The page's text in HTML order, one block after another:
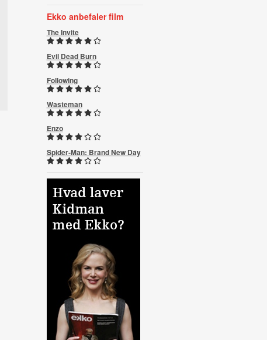
Ekko anbefaler film
The Invite
Evil Dead Burn
Following
Wasteman
Enzo
Spider-Man: Brand New Day